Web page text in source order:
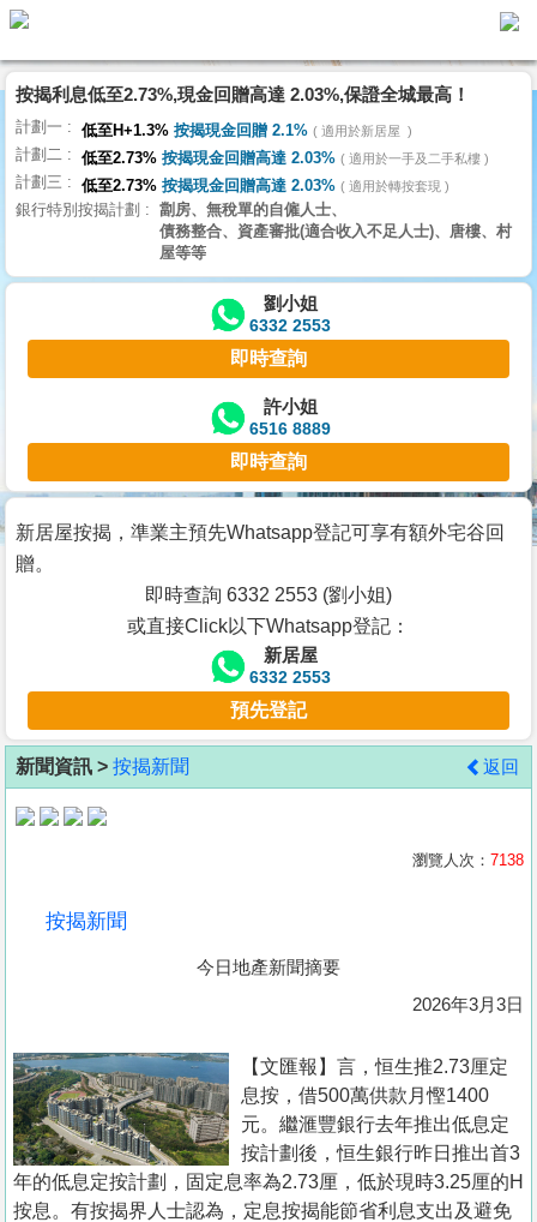
理
主
頁
搵
樓/
交
業
主
宅
谷
按
客
地
產
置
業
手
冊
按揭利息低至2.73%,現金回贈高達 2.03%,保證全城最高！
計劃一 低至H+1.3% 按揭現金回贈 2.1% 適用於新居屋
計劃二 低至2.73% 按揭現金回贈高達 2.03% 適用於一手及二手私樓
計劃三 低至2.73% 按揭現金回贈高達 2.03% 適用於轉按套現
銀行特別按揭計劃
劏房、無稅單的自僱人士、
債務整合、資產審批(適合收入不足人士)、唐樓、村
屋等等
劉小姐
6332 2553
即時查詢
許小姐
6516 8889
即時查詢
新居屋按揭，準業主預先Whatsapp登記可享有額外宅谷回
贈。
即時查詢 6332 2553 (劉小姐)
或直接Click以下Whatsapp登記：
新居屋
6332 2553
預先登記
新聞資訊 > 按揭新聞 返回
瀏覽人次： 7138
按揭新聞
今日地產新聞摘要
2026年3月3日
【文匯報】言，恒生推2.73厘定
息按，借500萬供款月慳1400
元。繼滙豐銀行去年推出低息定
按計劃後，恒生銀行昨日推出首3
年的低息定按計劃，固定息率為2.73厘，低於現時3.25厘的H
按息。有按揭界人士認為，定息按揭能節省利息支出及避免